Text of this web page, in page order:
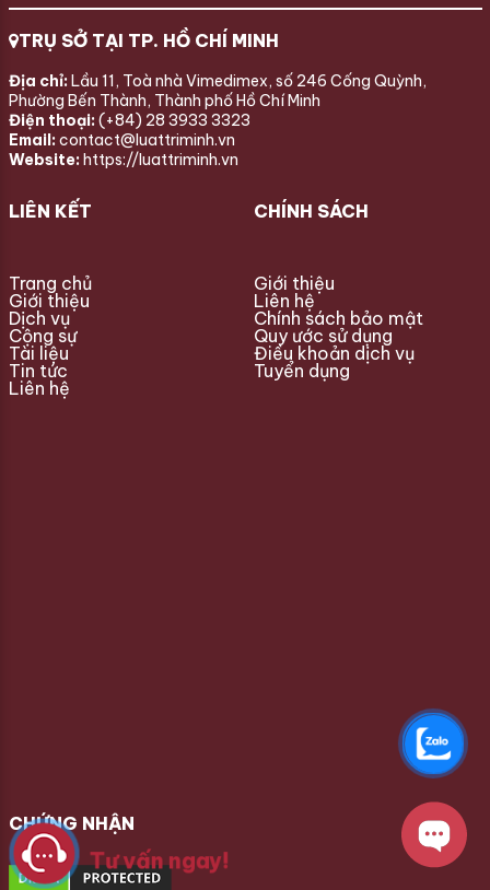
TRỤ SỞ TẠI TP. HỒ CHÍ MINH
Địa chỉ: Lầu 11, Toà nhà Vimedimex, số 246 Cống Quỳnh,
Phường Bến Thành, Thành phố Hồ Chí Minh
Điện thoại: (+84) 28 3933 3323
Email: contact@luattriminh.vn
Website: https://luattriminh.vn
LIÊN KẾT
Trang chủ
Giới thiệu
Dịch vụ
Cộng sự
Tài liệu
Tin tức
Liên hệ
CHÍNH SÁCH
Giới thiệu
Liên hệ
Chính sách bảo mật
Quy ước sử dụng
Điều khoản dịch vụ
Tuyển dụng
CHỨNG NHẬN
Tư vấn ngay!